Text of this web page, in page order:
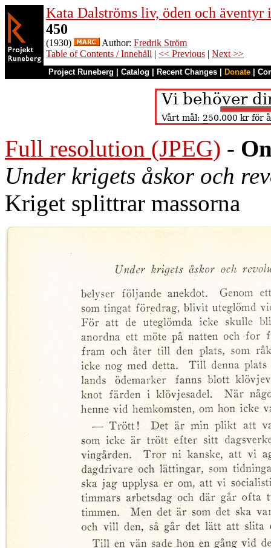
Kata Dalströms liv, öden och
450
(1930) Author: Fredrik Ström
Table of Contents / Innehåll | << Previous | Next >>
Project Runeberg Catalog Recent Changes Donate
Full resolution (JPEG) -
Under krigets åskor och
Kriget splittrar massorna